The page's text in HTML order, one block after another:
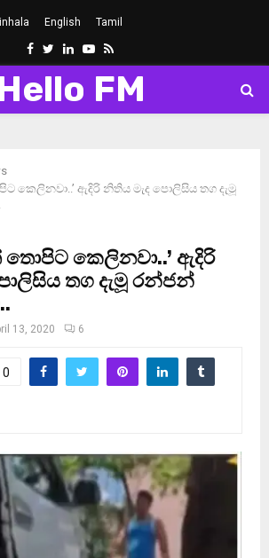
English Tamil
Facebook
Twitter
LinkedinYoutube
Rss
FM
කෙලිනවා..’ ඇදිරි නිතිය මැද පොලිසිය තග දැමූ
කෙලිනවා..’ ඇදිරි
තග දැමූ රන්ජන්
13, 2020 6
0